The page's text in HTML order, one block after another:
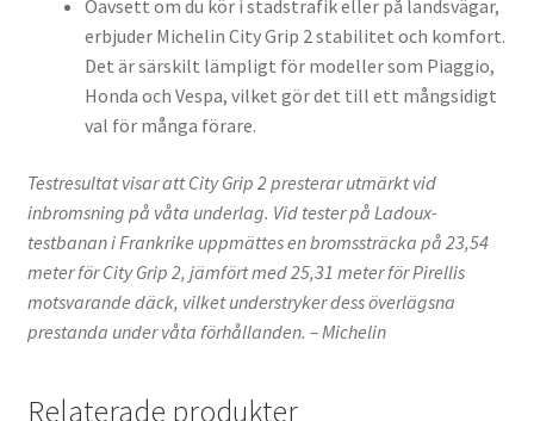
Oavsett om du kör i stadstrafik eller på landsvägar,
erbjuder Michelin City Grip 2 stabilitet och komfort.
Det är särskilt lämpligt för modeller som Piaggio,
Honda och Vespa, vilket gör det till ett mångsidigt
val för många förare.
Testresultat visar att City Grip 2 presterar utmärkt vid
inbromsning på våta underlag. Vid tester på Ladoux-
testbanan i Frankrike uppmättes en bromssträcka på 23,54
meter för City Grip 2, jämfört med 25,31 meter för Pirellis
motsvarande däck, vilket understryker dess överlägsna
prestanda under våta förhållanden. – Michelin
Relaterade produkter